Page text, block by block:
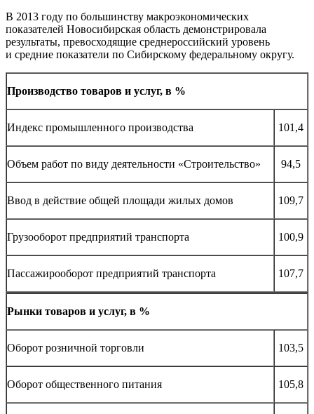
В 2013 году по большинству макроэкономических
показателей Новосибирская область демонстрировала
результаты, превосходящие среднероссийский уровень
и средние показатели по Сибирскому федеральному округу.
Производство товаров и услуг, в %
Индекс промышленного производства 101,4
Объем работ по виду деятельности «Строительство» 94,5
Ввод в действие общей площади жилых домов 109,7
Грузооборот предприятий транспорта 100,9
Пассажирооборот предприятий транспорта 107,7
Рынки товаров и услуг, в %
Оборот розничной торговли 103,5
Оборот общественного питания 105,8